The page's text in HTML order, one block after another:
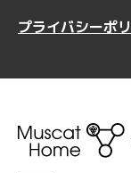
プライバシーポ